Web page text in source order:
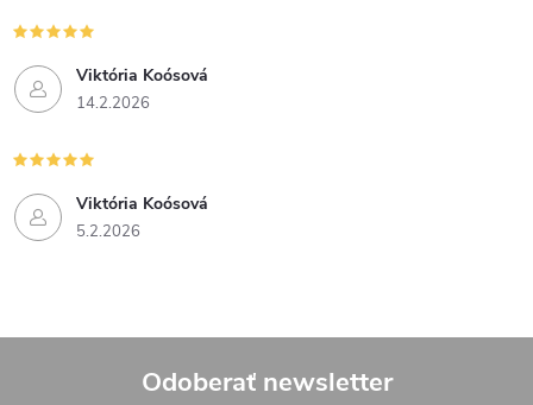
Viktória Koósová
14.2.2026
Viktória Koósová
5.2.2026
Odoberať newsletter